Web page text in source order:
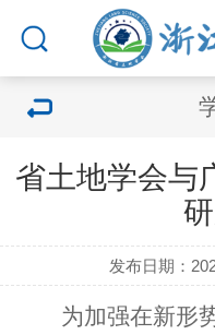
省土地学会与
发布日期：
为加强在新形